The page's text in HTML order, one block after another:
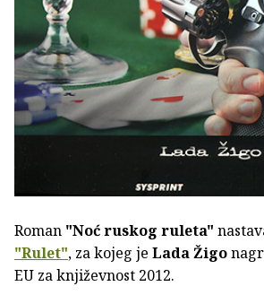
Roman "Noć ruskog ruleta"
"Rulet", za kojeg je Lada Žigo
EU za književnost 2012.